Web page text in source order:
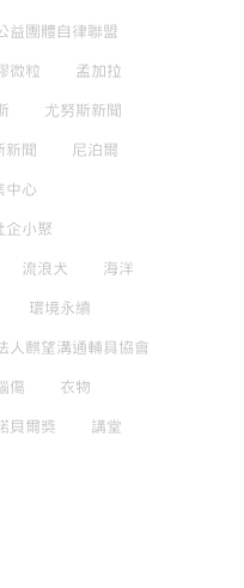
益團體自律聯盟
微粒 孟加拉
尤努斯新聞
新聞 尼泊爾
中心
企小聚
流浪犬 海洋
環境永續
人麒望溝通輔具協會
傷 衣物
貝爾獎 講堂